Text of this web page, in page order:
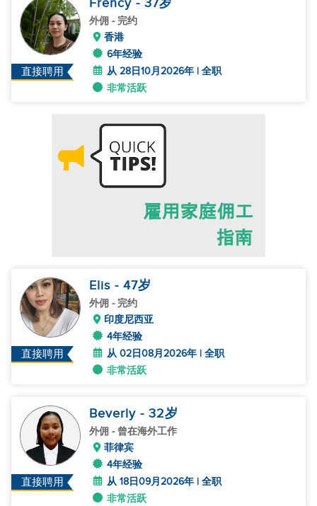
直接聘用
Frency - 37岁
外佣 - 完约
香港
6年经验
从 28日10月2026年 | 全职
非常活跃
直接聘用
Elis - 47岁
外佣 - 完约
印度尼西亚
4年经验
从 02日08月2026年 | 全职
非常活跃
直接聘用
Beverly - 32岁
外佣 - 曾在海外工作
菲律宾
4年经验
从 18日09月2026年 | 全职
非常活跃